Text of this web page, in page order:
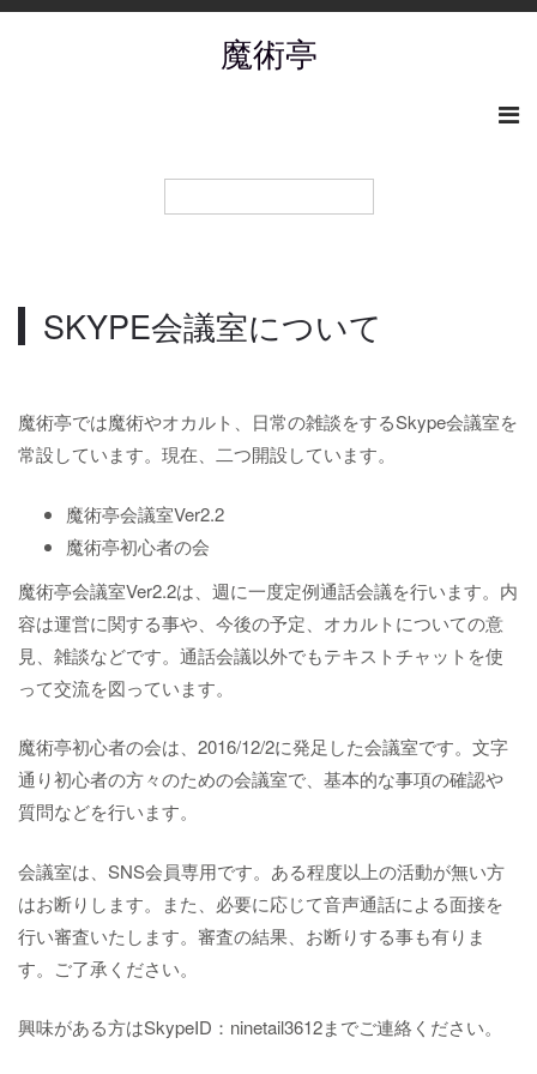
魔術亭
SKYPE会議室について
魔術亭では魔術やオカルト、日常の雑談をするSkype会議室を
常設しています。現在、二つ開設しています。
魔術亭会議室Ver2.2
魔術亭初心者の会
魔術亭会議室Ver2.2は、週に一度定例通話会議を行います。内
容は運営に関する事や、今後の予定、オカルトについての意
見、雑談などです。通話会議以外でもテキストチャットを使
って交流を図っています。
魔術亭初心者の会は、2016/12/2に発足した会議室です。文字
通り初心者の方々のための会議室で、基本的な事項の確認や
質問などを行います。
会議室は、SNS会員専用です。ある程度以上の活動が無い方
はお断りします。また、必要に応じて音声通話による面接を
行い審査いたします。審査の結果、お断りする事も有りま
す。ご了承ください。
興味がある方はSkypeID：ninetail3612までご連絡ください。